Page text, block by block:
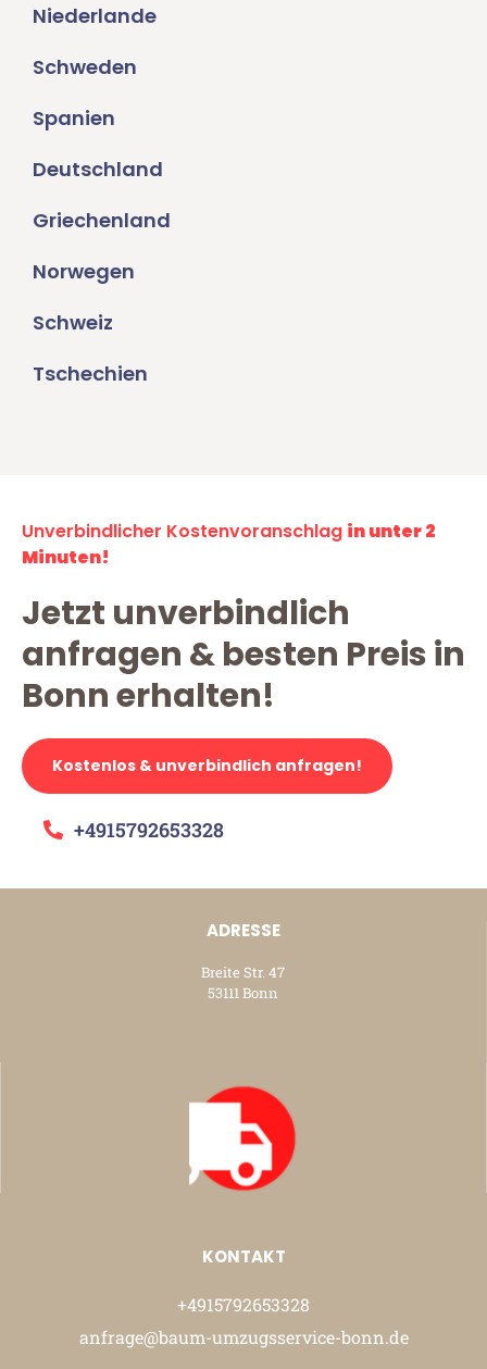
Niederlande
Schweden
Spanien
Deutschland
Griechenland
Norwegen
Schweiz
Tschechien
Unverbindlicher Kostenvoranschlag in unter 2
Minuten!
Jetzt unverbindlich
anfragen & besten Preis in
Bonn erhalten!
Kostenlos & unverbindlich anfragen!
+4915792653328
ADRESSE
Breite Str. 47
53111 Bonn
KONTAKT
+4915792653328
anfrage@baum-umzugsservice-bonn.de